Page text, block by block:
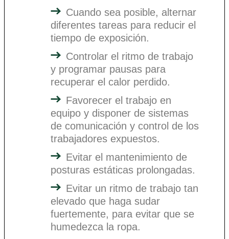
Cuando sea posible, alternar
diferentes tareas para reducir el
tiempo de exposición.
Controlar el ritmo de trabajo
y programar pausas para
recuperar el calor perdido.
Favorecer el trabajo en
equipo y disponer de sistemas
de comunicación y control de los
trabajadores expuestos.
Evitar el mantenimiento de
posturas estáticas prolongadas.
Evitar un ritmo de trabajo tan
elevado que haga sudar
fuertemente, para evitar que se
humedezca la ropa.